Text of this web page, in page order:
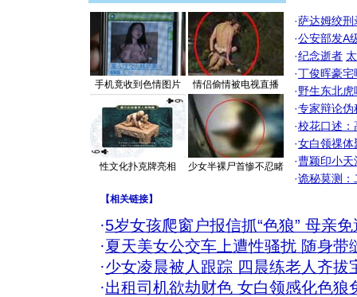
手机竟收到色情图片 情侣偷情被电视直播
性文化扑克牌亮相 少女半裸尸首惨不忍睹
·萨达姆绞刑
·公安部发A
·纪念逝者
·丁俊晖豪
·野生东北
·专家辩论伪
·校花口述：
·女白领祼体
·曹颖印小天
·诡秘莫测：
【相关链接】
·5岁女孩爬窗户报信抓“色狼” 母亲
·夏天美女公交车上遭性骚扰 随身带
·少女凌晨被人跟踪 四晨练老人齐拔
·出租司机欲劫财色 女白领感化色狼